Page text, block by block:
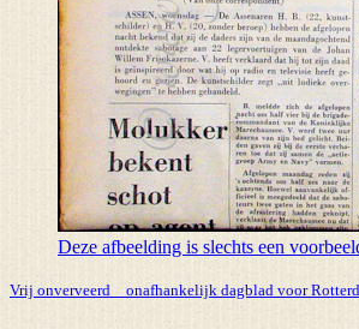
Deze afbeelding is slechts een
Vrij onverveerd _ onafhankelijk dagblad voor